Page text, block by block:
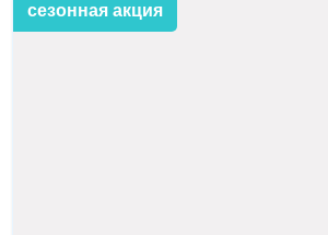
сезонная акция